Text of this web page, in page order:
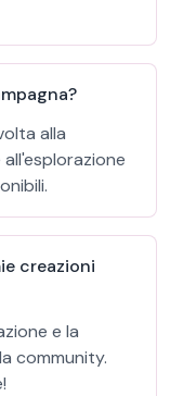
alla
creazioni
e la
community.